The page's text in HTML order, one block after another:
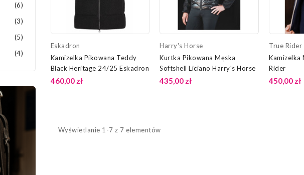
(6)
(3)
(5)
(4)
Eskadron
Kamizelka Pikowana Teddy
Black Heritage 24/25 Eskadron
460,00 zł
Harry's Horse
Kurtka Pikowana Męska
Softshell Liciano Harry's Horse
435,00 zł
True Rider
Kamizelka
Rider
450,00 zł
Wyświetlanie 1-7 z 7 elementów